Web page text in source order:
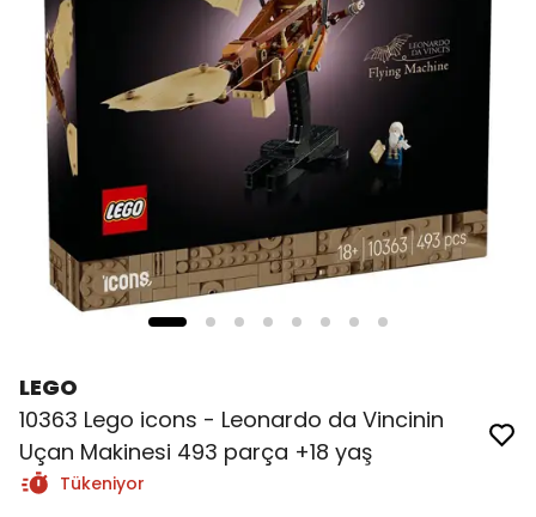
LEGO
10363 Lego icons - Leonardo da Vincinin
Uçan Makinesi 493 parça +18 yaş
Tükeniyor